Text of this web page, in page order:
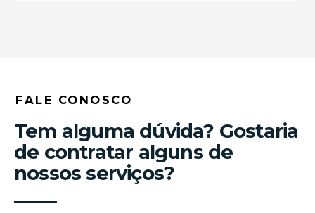
FALE CONOSCO
Tem alguma dúvida? Gostaria
de contratar alguns de
nossos serviços?